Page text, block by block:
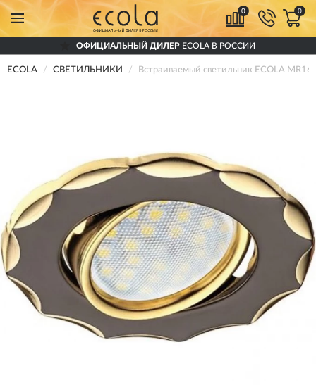
0 0
ОФИЦИАЛЬНЫЙ ДИЛЕРECOLA В РОССИИ
ECOLA СВЕТИЛЬНИКИ Встраиваемый светильник ECOLA